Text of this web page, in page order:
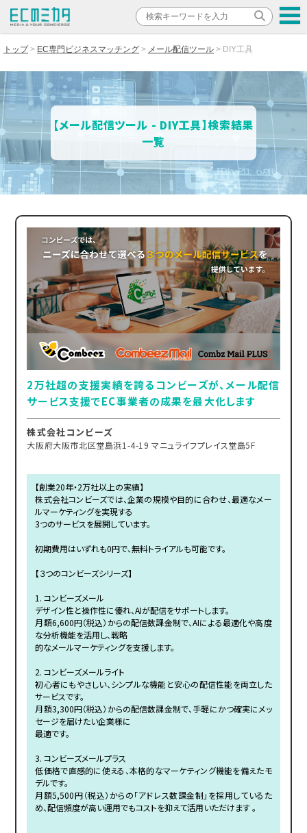
トップ EC専門ビジネスマッチング メール配信ツール DIY工具
【メール配信ツール - DIY工具】検索結果
一覧
2万社超の支援実績を誇るコンビーズが、メール配信
サービス支援でEC事業者の成果を最大化します
株式会社コンビーズ
大阪府大阪市北区堂島浜1-4-19 マニュライフプレイス堂島5F
【創業20年・2万社以上の実績】
株式会社コンビーズでは、企業の規模や目的に合わせ、最適なメー
ルマーケティングを実現する
3つのサービスを展開しています。
初期費用はいずれも0円で、無料トライアルも可能です。
【３つのコンビーズシリーズ】
1. コンビーズメール
デザイン性と操作性に優れ、AIが配信をサポートします。
月額6,600円（税込）からの配信数課金制で、AIによる最適化や高度
な分析機能を活用し、戦略
的なメールマーケティングを支援します。
2. コンビーズメールライト
初心者にもやさしい、シンプルな機能と安心の配信性能を両立した
サービスです。
月額3,300円（税込）からの配信数課金制で、手軽にかつ確実にメッ
セージを届けたい企業様に
最適です。
3. コンビーズメールプラス
低価格で直感的に使える、本格的なマーケティング機能を備えたモ
デルです。
月額5,500円（税込）からの「アドレス数課金制」を採用しているた
め、配信頻度が高い運用でもコストを抑えて活用いただけます 。